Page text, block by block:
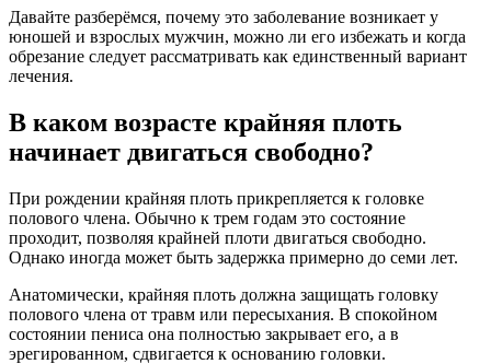
Давайте разберёмся, почему это заболевание возникает у
юношей и взрослых мужчин, можно ли его избежать и когда
обрезание следует рассматривать как единственный вариант
лечения.
В каком возрасте крайняя плоть
начинает двигаться свободно?
При рождении крайняя плоть прикрепляется к головке
полового члена. Обычно к трем годам это состояние
проходит, позволяя крайней плоти двигаться свободно.
Однако иногда может быть задержка примерно до семи лет.
Анатомически, крайняя плоть должна защищать головку
полового члена от травм или пересыхания. В спокойном
состоянии пениса она полностью закрывает его, а в
эрегированном, сдвигается к основанию головки.